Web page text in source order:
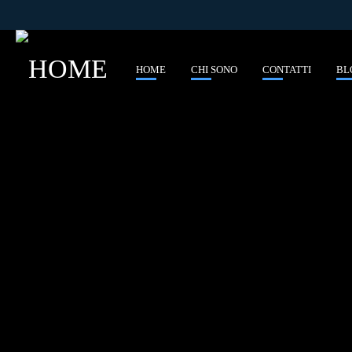
HOME CHI SONO CONTATTI